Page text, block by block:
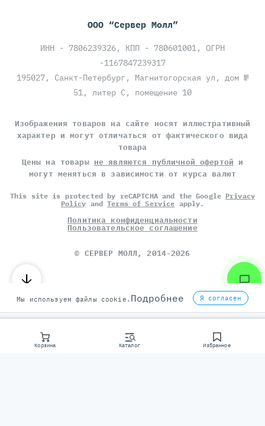
Корзина Каталог Избранное
ООО “Сервер Молл”
ИНН - 7806239326, КПП - 780601001, ОГРН
-1167847239317
195027, Санкт-Петербург, Магнитогорская ул, дом №
51, литер С, помещение 10
Изображения товаров на сайте носят иллюстративный
характер и могут отличаться от фактического вида
товара
Цены на товары не являются публичной офертой и
могут меняться в зависимости от курса валют
This site is protected by reCAPTCHA and the Google Privacy
Policy andTerms of Service apply.
Политика конфиденциальности
Пользовательское соглашение
© СЕРВЕР МОЛЛ, 2014-2026
Мы используем файлы cookie. Подробнее Я согласен